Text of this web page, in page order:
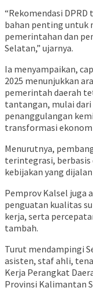
“Rekomendasi
bahan penting untuk
pemerintahan dan
Selatan,” ujarnya.
Ia menyampaikan,
2025 menunjukkan
pemerintah daerah
tantangan, mulai
penanggulangan
transformasi
Menurutnya,
terintegrasi, berbasis
kebijakan yang
Pemprov Kalsel juga
penguatan kualitas
kerja, serta
tambah.
Turut mendampingi
asisten, staf ahli,
Kerja Perangkat
Provinsi Kalimantan